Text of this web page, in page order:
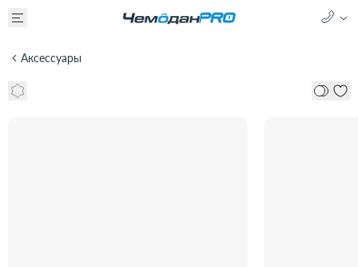
Аксессуары